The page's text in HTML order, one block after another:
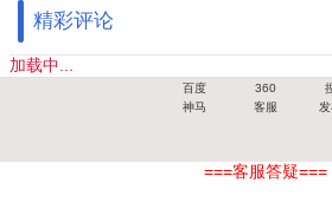
精彩评论
加载中...
百度 360
神马
客服
===客服答疑===